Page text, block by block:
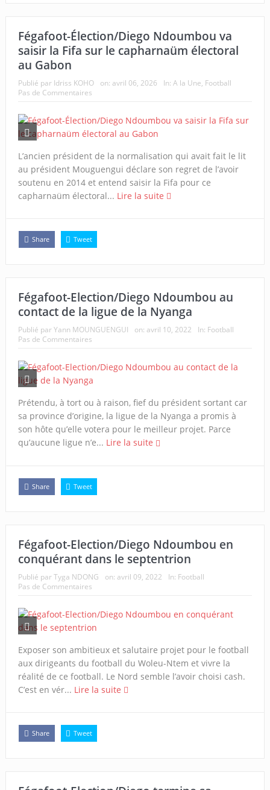
Fégafoot-Élection/Diego Ndoumbou va
saisir la Fifa sur le capharnaüm électoral
au Gabon
Publié par Idriss KOHO on: avril 06, 2026 In: A la Une, Football
Pas de Commentaires
L’ancien président de la normalisation qui avait fait le lit
au président Mouguengui déclare son regret de l’avoir
soutenu en 2014 et entend saisir la Fifa pour ce
capharnaüm électoral... Lire la suite
Share Tweet
Fégafoot-Election/Diego Ndoumbou au
contact de la ligue de la Nyanga
Publié parYann MOUNGUENGUI on: avril 10, 2022 In: Football
Pas de Commentaires
Prétendu, à tort ou à raison, fief du président sortant car
sa province d’origine, la ligue de la Nyanga a promis à
son hôte qu’elle votera pour le meilleur projet. Parce
qu’aucune ligue n’e... Lire la suite
Share Tweet
Fégafoot-Election/Diego Ndoumbou en
conquérant dans le septentrion
Publié parTyga NDONG on: avril 09, 2022 In: Football
Pas de Commentaires
Exposer son ambitieux et salutaire projet pour le football
aux dirigeants du football du Woleu-Ntem et vivre la
réalité de ce football. Le Nord semble l’avoir choisi cash.
C’est en vér... Lire la suite
Share Tweet